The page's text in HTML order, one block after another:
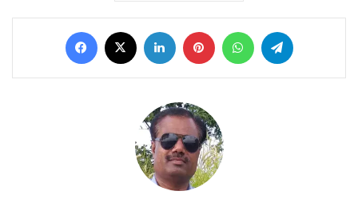
Facebook LinkedIn PinterestWhatsApp